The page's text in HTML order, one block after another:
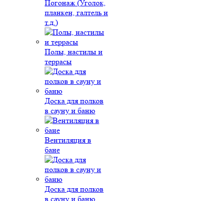
Погонаж (Уголок,
планкен, галтель и
т.д.)
Полы, настилы и
террасы
Доска для полков
в сауну и баню
Вентиляция в
бане
Доска для полков
в сауну и баню